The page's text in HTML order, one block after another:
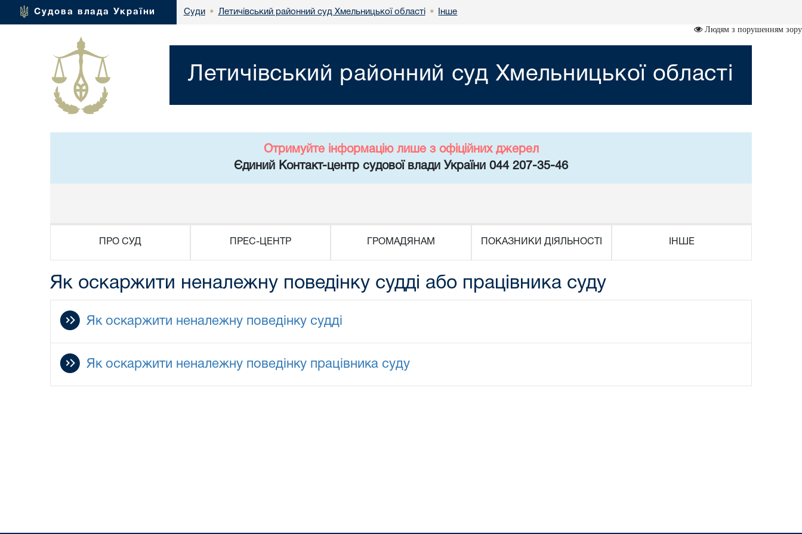
Судова влада України Суди • Летичівський районний суд Хмельницької області • Інше
Людям з порушенням зору
Летичівський районний суд Хмельницької області
Отримуйте інформацію лише з офіційних джерел
Єдиний Контакт-центр судової влади України 044 207-35-46
ПРО СУД ПРЕС-ЦЕНТР ГРОМАДЯНАМ ПОКАЗНИКИ ДІЯЛЬНОСТІ ІНШЕ
Як оскаржити неналежну поведінку судді або працівника суду
Як оскаржити неналежну поведінку судді
Як оскаржити неналежну поведінку працівника суду